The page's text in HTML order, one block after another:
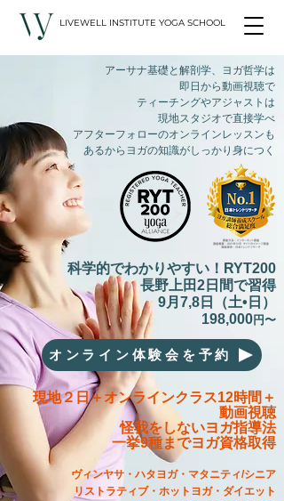
LIVEWELL INSTITUTE YOGA SCHOOL
アーサナ基礎と解剖学、ヨガ哲学は
即日から動画視聴で
ティーチングやアジャストは
現地スタジオで直接学べ
アフターフォローのオンラインレッスンも
あるからヨガの知識がしっかり身につく
科学的でわかりやすい！RYT200
長野上田2日間で習得
9月7,8日（土•日）
198,000円〜
オンライン体験会を予約
現地２日＋オンラインクラス12時間＋
動画視聴
怪我をしないヨガ指導法
一挙9種までヨガ資格取得
ヴィンヤサ・ハタヨガ・マタニティ/シニア
リストラティ ブ・ホットヨガ・ダイエット